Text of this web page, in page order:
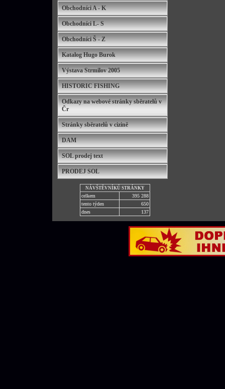
Obchodníci A - K
Obchodníci L- S
Obchodníci Š - Z
Katalog Hugo Burok
Výstava Strmilov 2005
HISTORIC FISHING
Odkazy na webové stránky sběratelů v
Čr
Stránky sběratelů v cizině
DAM
SOL prodej text
PRODEJ SOL
NÁVŠTĚVNÍKŮ STRÁNKY
celkem
395 288
tento týden
650
dnes
137